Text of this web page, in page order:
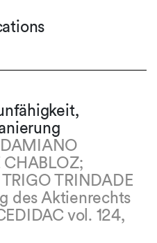
CHABLOZ;
TRINDADE
des Aktienrechts
vol. 124,